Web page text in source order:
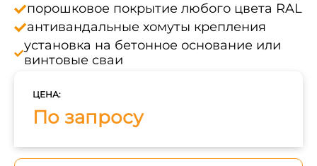
порошковое покрытие любого цвета RAL
антивандальные хомуты крепления
установка на бетонное основание или
винтовые сваи
ЦЕНА:
По запросу